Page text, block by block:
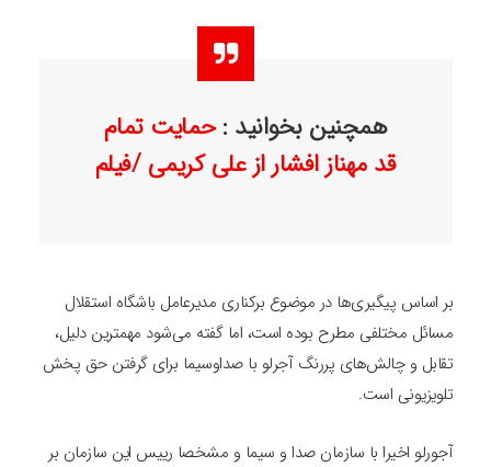
همچنین بخوانید :حمایت تمام
قد مهناز افشار از علی کریمی /فیلم
بر اساس پیگیری‌ها در موضوع برکناری مدیرعامل باشگاه استقلال
مسائل مختلفی مطرح بوده است، اما گفته می‌شود مهمترین دلیل،
تقابل و چالش‌های پررنگ آجرلو با صداوسیما برای گرفتن حق پخش
تلویزیونی است.
آجورلو اخیرا با سازمان صدا و سیما و مشخصا رییس این سازمان بر